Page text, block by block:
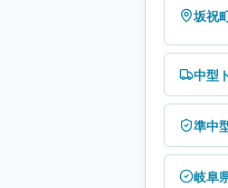
坂祝
中型
準中
岐阜